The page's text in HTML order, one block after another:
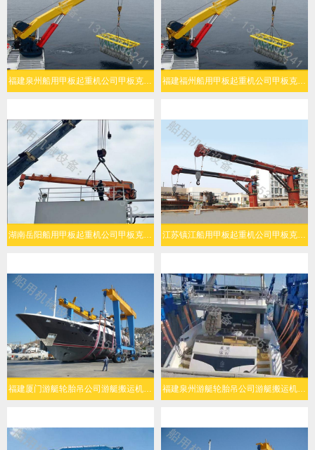
福建泉州船用甲板起重机公司甲板克令吊安全性高 福建福州船用甲板起重机公司甲板克令吊工作效率高
湖南岳阳船用甲板起重机公司甲板克令吊起升能力强 江苏镇江船用甲板起重机公司甲板克令吊操作灵活
福建厦门游艇轮胎吊公司游艇搬运机灵活转向 福建泉州游艇轮胎吊公司游艇搬运机结构可靠